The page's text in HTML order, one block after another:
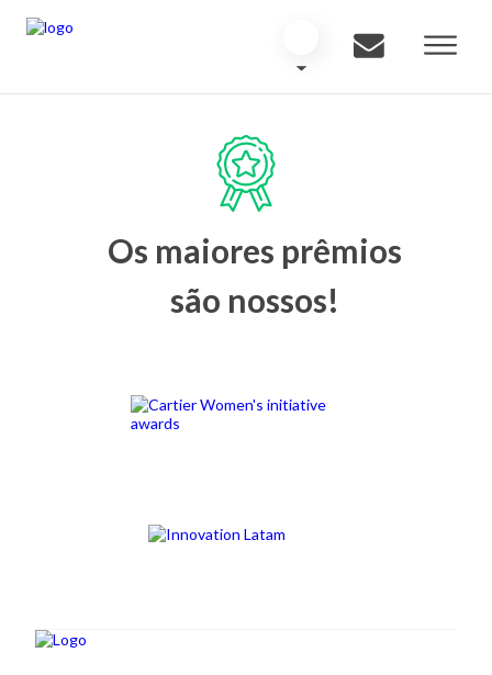
Os maiores prêmios
são nossos!